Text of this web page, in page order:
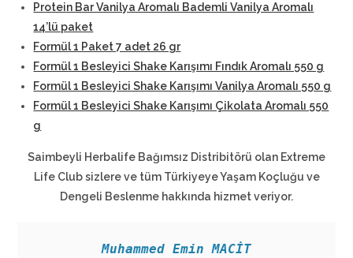
Protein Bar Vanilya Aromalı Bademli Vanilya Aromalı
14’lü paket
Formül 1 Paket 7 adet 26 gr
Formül 1 Besleyici Shake Karışımı Fındık Aromalı 550 g
Formül 1 Besleyici Shake Karışımı Vanilya Aromalı 550 g
Formül 1 Besleyici Shake Karışımı Çikolata Aromalı 550
g
Saimbeyli Herbalife Bağımsız Distribitörü olan Extreme
Life Club sizlere ve tüm Türkiyeye Yaşam Koçluğu ve
Dengeli Beslenme hakkında hizmet veriyor.
Muhammed Emin MACİT